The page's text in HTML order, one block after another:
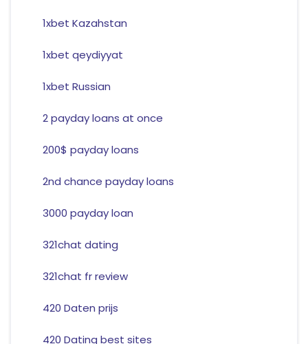
1xbet Kazahstan
1xbet qeydiyyat
1xbet Russian
2 payday loans at once
200$ payday loans
2nd chance payday loans
3000 payday loan
321chat dating
321chat fr review
420 Daten prijs
420 Dating best sites